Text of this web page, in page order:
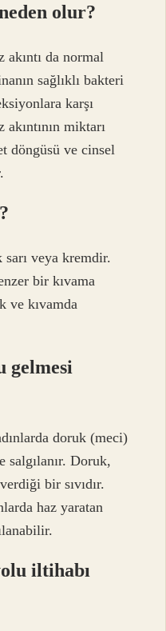
olur?
akıntı da normal
sağlıklı bakteri
karşı
miktarı
döngüsü ve cinsel
veya kremdir.
bir kıvama
ve kıvamda
gelmesi
doruk (meci)
salgılanır. Doruk,
bir sıvıdır.
haz yaratan
iltihabı